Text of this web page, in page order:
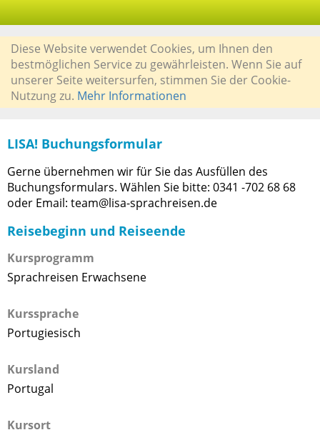
Diese Website verwendet Cookies, um Ihnen den
bestmöglichen Service zu gewährleisten. Wenn Sie auf
unserer Seite weitersurfen, stimmen Sie der Cookie-
Nutzung zu. Mehr Informationen
LISA! Buchungsformular
Gerne übernehmen wir für Sie das Ausfüllen des
Buchungsformulars. Wählen Sie bitte: 0341 -702 68 68
oder Email: team@lisa-sprachreisen.de
Reisebeginn und Reiseende
Kursprogramm
Sprachreisen Erwachsene
Kurssprache
Portugiesisch
Kursland
Portugal
Kursort